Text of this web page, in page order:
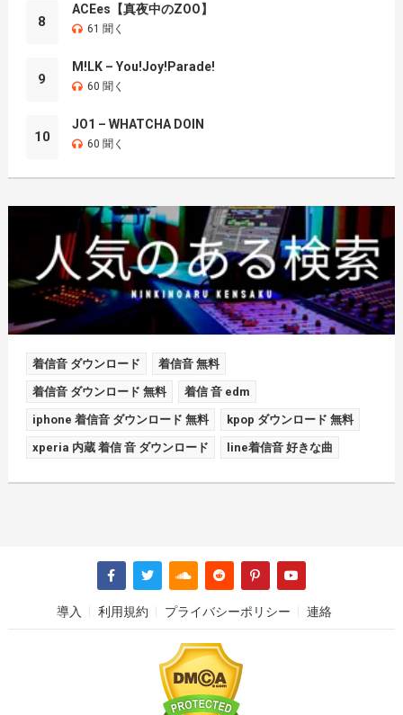
8
ACEes【真夜中のZOO】
61 聞く
9
M!LK – You!Joy!Parade!
60 聞く
10
JO1 – WHATCHA DOIN
60 聞く
着信音 ダウンロード 着信音 無料
着信音 ダウンロード 無料 着信 音 edm
iphone 着信音 ダウンロード 無料 kpop ダウンロード 無料
xperia 内蔵 着信 音 ダウンロード line着信音 好きな曲
導入 利用規約 プライバシーポリシー 連絡